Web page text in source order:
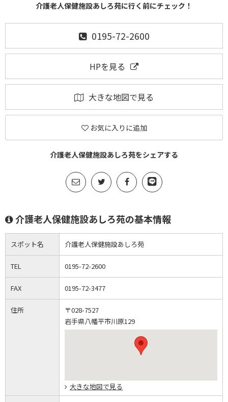
介護老人保健施設あしろ苑に行く前にチェック！
0195-72-2600
HPを見る
大きな地図で見る
お気に入りに追加
介護老人保健施設あしろ苑をシェアする
介護老人保健施設あしろ苑の基本情報
スポット名 介護老人保健施設あしろ苑
TEL 0195-72-2600
FAX 0195-72-3477
住所
〒028-7527
岩手県八幡平市川原129
大きな地図で見る